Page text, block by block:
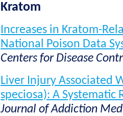
Kratom
Increases in Kratom-
National Poison Data
Centers for Disease
Liver Injury Associated
speciosa): A Systematic
Journal of Addiction